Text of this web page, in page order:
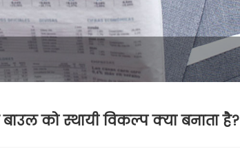
को स्थायी विकल्प क्या बनाता है?